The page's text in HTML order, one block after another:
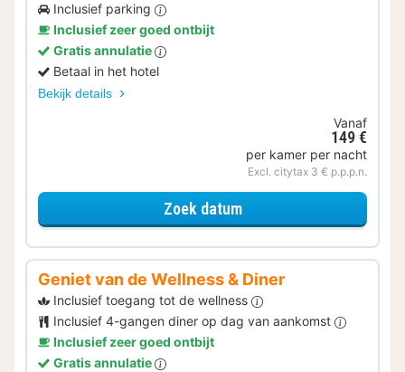
Inclusief parking
Inclusief zeer goed ontbijt
Gratis annulatie
Betaal in het hotel
Bekijk details
Vanaf
149 €
per kamer per nacht
Excl. citytax 3 € p.p.p.n.
Zoek datumvoor Met parkeerplek
Geniet van de Wellness & Diner
Inclusief toegang tot de wellness
Inclusief 4-gangen diner op dag van aankomst
Inclusief zeer goed ontbijt
Gratis annulatie